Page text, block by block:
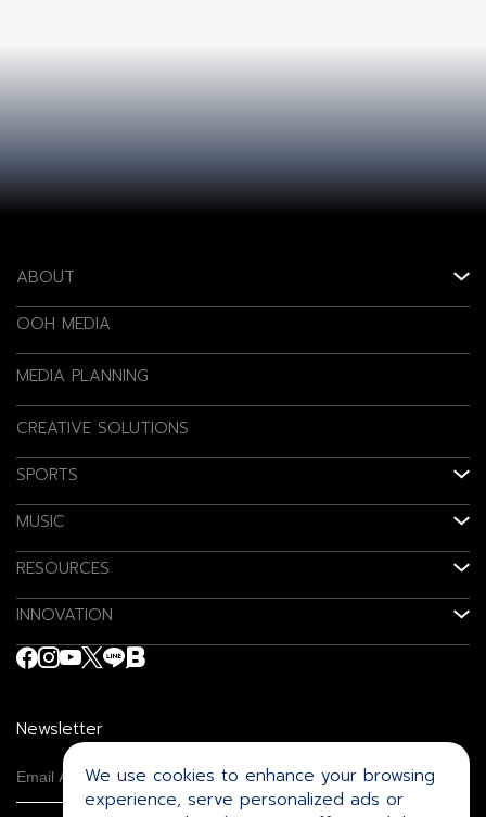
We use cookies to enhance your browsing
experience, serve personalized ads or
ABOUT
OOH MEDIA
MEDIA PLANNING
CREATIVE SOLUTIONS
SPORTS
MUSIC
RESOURCES
INNOVATION
Newsletter